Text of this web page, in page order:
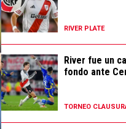
RIVER PLATE
River fue un
fondo ante
TORNEO